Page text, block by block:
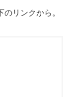
リンクから。